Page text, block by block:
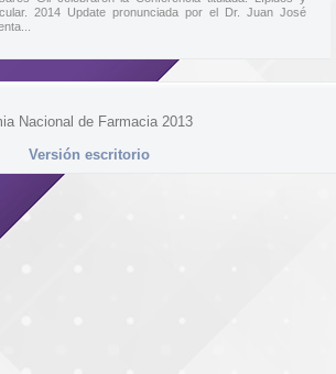
2014 Update pronunciada por el Dr. Juan José
Nacional de Farmacia 2013
Versión escritorio